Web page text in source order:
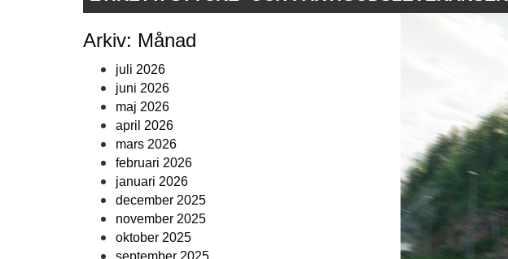
Arkiv: Månad
juli 2026
juni 2026
maj 2026
april 2026
mars 2026
februari 2026
januari 2026
december 2025
november 2025
oktober 2025